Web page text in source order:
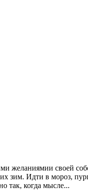
желаниямии своей
зим. Идти в мороз,
так, когда мысле...